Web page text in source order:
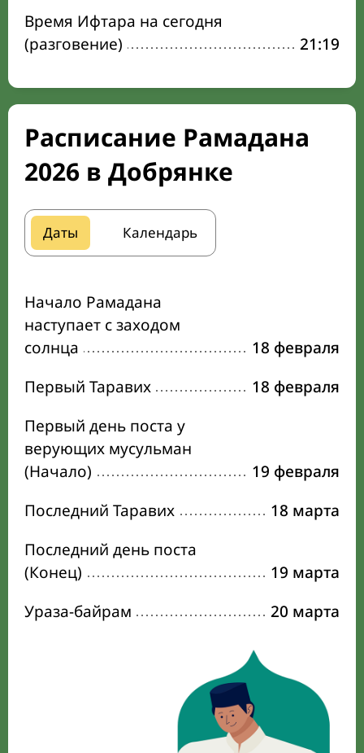
Время Ифтара на сегодня
(разговение)
21:19
Расписание Рамадана
2026 в Добрянке
Даты Календарь
Начало Рамадана
наступает с заходом
солнца
18 февраля
Первый Таравих
18 февраля
Первый день поста у
верующих мусульман
(Начало)
19 февраля
Последний Таравих
18 марта
Последний день поста
(Конец)
19 марта
Ураза-байрам
20 марта